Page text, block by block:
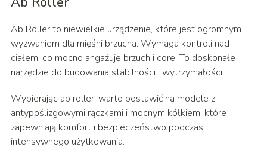
Ab Roller to niewielkie urządzenie, które jest ogromnym
wyzwaniem dla mięśni brzucha. Wymaga kontroli nad
ciałem, co mocno angażuje brzuch i core. To doskonałe
narzędzie do budowania stabilności i wytrzymałości.
Wybierając ab roller, warto postawić na modele z
antypoślizgowymi rączkami i mocnym kółkiem, które
zapewniają komfort i bezpieczeństwo podczas
intensywnego użytkowania.